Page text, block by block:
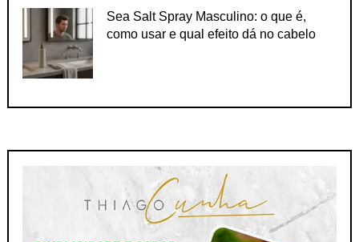
Sea Salt Spray Masculino: o que é,
como usar e qual efeito dá no cabelo